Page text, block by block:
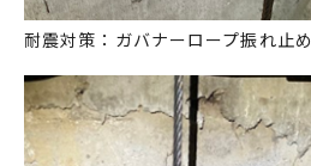
耐震対策：ガバナーロープ振れ止め